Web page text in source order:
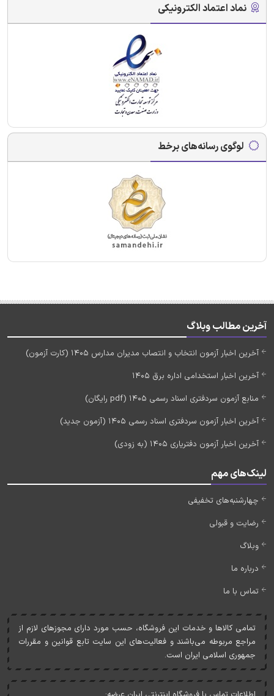
نماد اعتماد الکترونیکی
لوگوی رسانه‌های برخط
آخرین مطالب وبلاگ
آخرین اخبار آزمون انتخاب و انتصاب مدیران مدارس 1405 (کارت آزمون)
آخرین اخبار استخدامی اداره برق 1405
منابع آزمون سردفتری اسناد رسمی 1405 (pdf رایگان)
آخرین اخبار آزمون سردفتری اسناد رسمی 1405 (آزمون جدید)
آخرین اخبار آزمون دفتریاری 1405 (به زودی)
لینک‌های مهم
چهارشنبه‌های تخفیفی
رضایت و قبولی
وبلاگ
درباره ما
تماس با ما
تمامی کالاها و خدمات اين فروشگاه، حسب مورد دارای مجوزهای لازم از
مراجع مربوطه می‌باشند و فعاليت‌های اين سايت تابع قوانين و مقررات
جمهوری اسلامی ايران است.